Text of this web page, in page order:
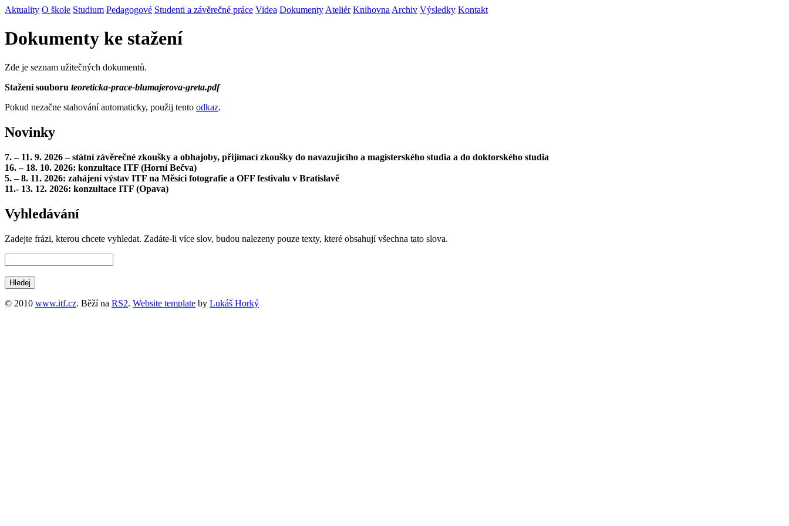
Aktuality O škole Studium Pedagogové Studenti a závěrečné práce Videa Dokumenty Ateliér Knihovna Archiv Výsledky Kontakt
Dokumenty ke stažení
Zde je seznam užitečných dokumentů.
Stažení souboru teoreticka-prace-blumajerova-greta.pdf
Pokud nezačne stahování automaticky, použij tento odkaz.
Novinky
7. – 11. 9. 2026 – státní závěrečné zkoušky a obhajoby, přijímací zkoušky do navazujícího a magisterského studia a do doktorského studia
16. – 18. 10. 2026: konzultace ITF (Horní Bečva)
5. – 8. 11. 2026: zahájení výstav ITF na Měsíci fotografie a OFF festivalu v Bratislavě
11.- 13. 12. 2026: konzultace ITF (Opava)
Vyhledávání
Zadejte frázi, kterou chcete vyhledat. Zadáte-li více slov, budou nalezeny pouze texty, které obsahují všechna tato slova.
© 2010 www.itf.cz. Běží na RS2. Website template by Lukáš Horký